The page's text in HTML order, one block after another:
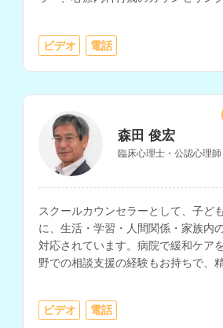
談、総合病院・大学病院の精神科、
験をお持ちです。
ビデオ 電話
森田 俊宏
臨床心理士・公認心理師
スクールカウンセラーとして、子ど
に、生活・学習・人間関係・家族内
対応されています。病院で緩和ケア
野での相談支援の経験もお持ちで、
ビデオ 電話